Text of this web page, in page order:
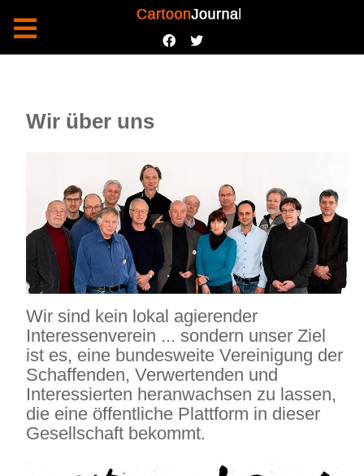
Wir über uns
Wir sind kein lokal agierender
Interessenverein ... sondern unser Ziel
ist es, eine bundesweite Vereinigung der
Schaffenden, Verwertenden und
Interessierten heranwachsen zu lassen,
die eine öffentliche Plattform in dieser
Gesellschaft bekommt.